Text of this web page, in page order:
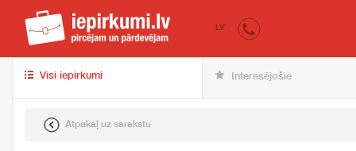
iepirkumi.lv
LV
Visi iepirkumi Interesējošie
Atpakaļ uz sarakstu